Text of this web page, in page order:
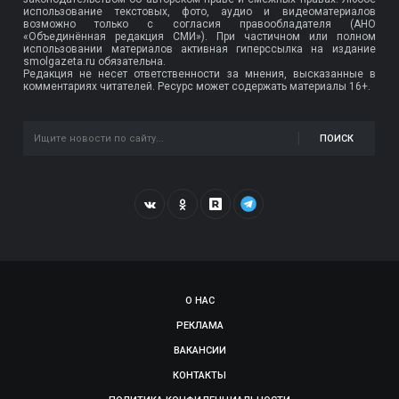
использование текстовых, фото, аудио и видеоматериалов
возможно только с согласия правообладателя (АНО
«Объединённая редакция СМИ»). При частичном или полном
использовании материалов активная гиперссылка на издание
smolgazeta.ru обязательна.
Редакция не несет ответственности за мнения, высказанные в
комментариях читателей. Ресурс может содержать материалы 16+.
ПОИСК
О НАС
РЕКЛАМА
ВАКАНСИИ
КОНТАКТЫ